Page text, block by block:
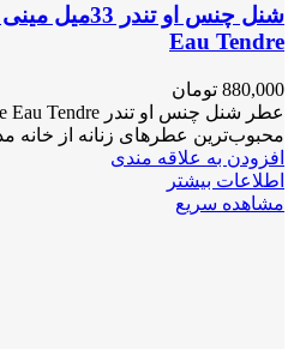
Eau Tendre
880,000 تومان
محبوب‌ترین عطرهای زنانه از
افزودن به علاقه مندی
اطلاعات بیشتر
مشاهده سریع